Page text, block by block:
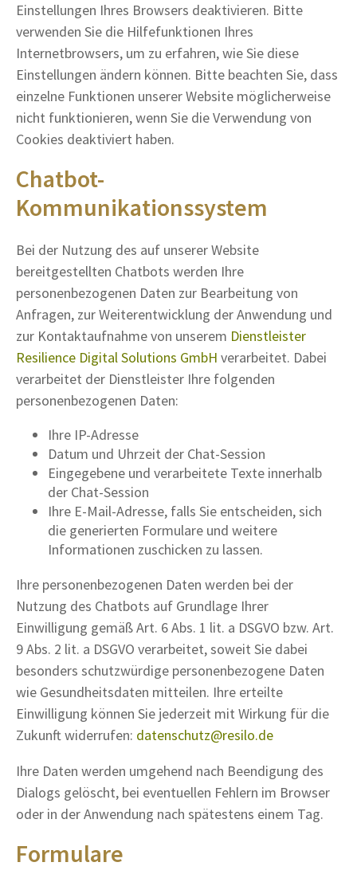
Einstellungen Ihres Browsers deaktivieren. Bitte
verwenden Sie die Hilfefunktionen Ihres
Internetbrowsers, um zu erfahren, wie Sie diese
Einstellungen ändern können. Bitte beachten Sie, dass
einzelne Funktionen unserer Website möglicherweise
nicht funktionieren, wenn Sie die Verwendung von
Cookies deaktiviert haben.
Chatbot-
Kommunikationssystem
Bei der Nutzung des auf unserer Website
bereitgestellten Chatbots werden Ihre
personenbezogenen Daten zur Bearbeitung von
Anfragen, zur Weiterentwicklung der Anwendung und
zur Kontaktaufnahme von unserem Dienstleister
Resilience Digital Solutions GmbH verarbeitet. Dabei
verarbeitet der Dienstleister Ihre folgenden
personenbezogenen Daten:
Ihre IP-Adresse
Datum und Uhrzeit der Chat-Session
Eingegebene und verarbeitete Texte innerhalb
der Chat-Session
Ihre E-Mail-Adresse, falls Sie entscheiden, sich
die generierten Formulare und weitere
Informationen zuschicken zu lassen.
Ihre personenbezogenen Daten werden bei der
Nutzung des Chatbots auf Grundlage Ihrer
Einwilligung gemäß Art. 6 Abs. 1 lit. a DSGVO bzw. Art.
9 Abs. 2 lit. a DSGVO verarbeitet, soweit Sie dabei
besonders schutzwürdige personenbezogene Daten
wie Gesundheitsdaten mitteilen. Ihre erteilte
Einwilligung können Sie jederzeit mit Wirkung für die
Zukunft widerrufen: datenschutz@resilo.de
Ihre Daten werden umgehend nach Beendigung des
Dialogs gelöscht, bei eventuellen Fehlern im Browser
oder in der Anwendung nach spätestens einem Tag.
Formulare